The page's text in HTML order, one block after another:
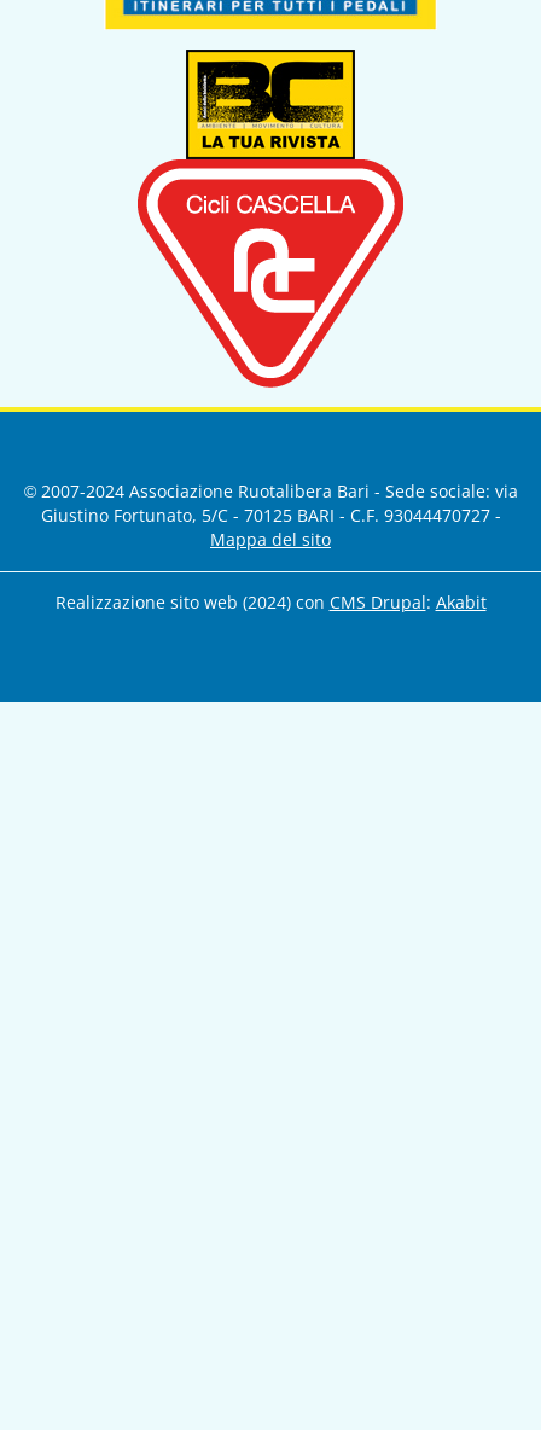
© 2007-2024 Associazione Ruotalibera Bari - Sede sociale: via
Giustino Fortunato, 5/C - 70125 BARI - C.F. 93044470727 -
Mappa del sito
Realizzazione sito web (2024) con CMS Drupal: Akabit